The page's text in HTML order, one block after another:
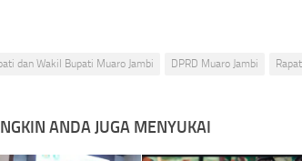
dan Wakil Bupati Muaro Jambi DPRD Muaro Jambi
ANDA JUGA MENYUKAI